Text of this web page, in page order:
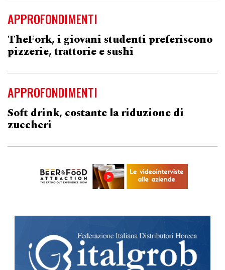
APPROFONDIMENTI
TheFork, i giovani studenti preferiscono
pizzerie, trattorie e sushi
APPROFONDIMENTI
Soft drink, costante la riduzione di
zuccheri